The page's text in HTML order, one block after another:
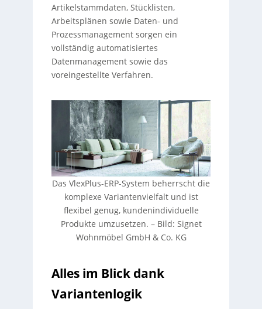
Artikelstammdaten, Stücklisten,
Arbeitsplänen sowie Daten- und
Prozessmanagement sorgen ein
vollständig automatisiertes
Datenmanagement sowie das
voreingestellte Verfahren.
Das VlexPlus-ERP-System beherrscht die
komplexe Variantenvielfalt und ist
flexibel genug, kundenindividuelle
Produkte umzusetzen. – Bild: Signet
Wohnmöbel GmbH & Co. KG
Alles im Blick dank
Variantenlogik